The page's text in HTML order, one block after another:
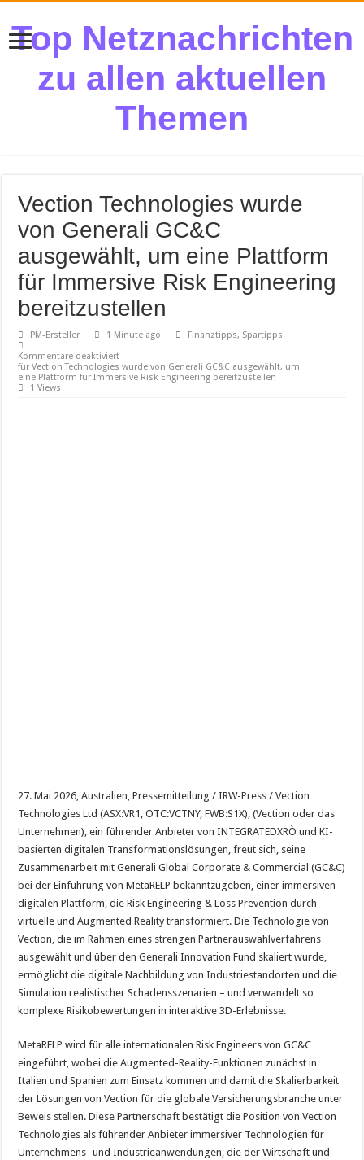
Top Netznachrichten
zu allen aktuellen
Themen
Vection Technologies wurde
von Generali GC&C
ausgewählt, um eine Plattform
für Immersive Risk Engineering
bereitzustellen
PM-Ersteller 1 Minute ago
Finanztipps, Spartipps
Kommentare deaktiviert
für Vection Technologies wurde von Generali GC&C ausgewählt, um
eine Plattform für Immersive Risk Engineering bereitzustellen
1 Views
27. Mai 2026, Australien, Pressemitteilung / IRW-Press / Vection
Technologies Ltd (ASX:VR1, OTC:VCTNY, FWB:S1X), (Vection oder das
Unternehmen), ein führender Anbieter von INTEGRATEDXRÒ und KI-
basierten digitalen Transformationslösungen, freut sich, seine
Zusammenarbeit mit Generali Global Corporate & Commercial (GC&C)
bei der Einführung von MetaRELP bekanntzugeben, einer immersiven
digitalen Plattform, die Risk Engineering & Loss Prevention durch
virtuelle und Augmented Reality transformiert. Die Technologie von
Vection, die im Rahmen eines strengen Partnerauswahlverfahrens
ausgewählt und über den Generali Innovation Fund skaliert wurde,
ermöglicht die digitale Nachbildung von Industriestandorten und die
Simulation realistischer Schadensszenarien – und verwandelt so
komplexe Risikobewertungen in interaktive 3D-Erlebnisse.
MetaRELP wird für alle internationalen Risk Engineers von GC&C
eingeführt, wobei die Augmented-Reality-Funktionen zunächst in
Italien und Spanien zum Einsatz kommen und damit die Skalierbarkeit
der Lösungen von Vection für die globale Versicherungsbranche unter
Beweis stellen. Diese Partnerschaft bestätigt die Position von Vection
Technologies als führender Anbieter immersiver Technologien für
Unternehmens- und Industrieanwendungen, die der Wirtschaft und